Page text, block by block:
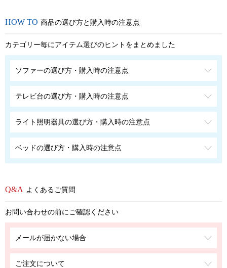
商品の選び方と購入時の注意点
カテゴリー毎にアイテム選びのヒントをまとめました
ソファーの選び方・購入時の注意点
テレビ台の選び方・購入時の注意点
ライト照明器具の選び方・購入時の注意点
ベッドの選び方・購入時の注意点
よくあるご質問
お問い合わせの前にご確認ください
メールが届かない場合
ご注文について